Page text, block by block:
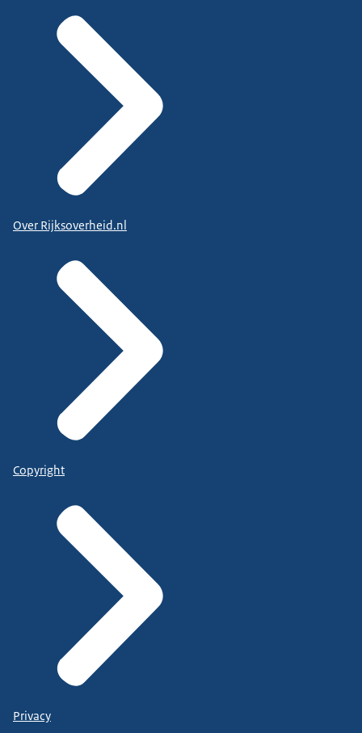
Over Rijksoverheid.nl
Copyright
Privacy